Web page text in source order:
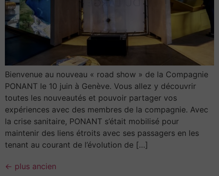
Bienvenue au nouveau « road show » de la Compagnie
PONANT le 10 juin à Genève. Vous allez y découvrir
toutes les nouveautés et pouvoir partager vos
expériences avec des membres de la compagnie. Avec
la crise sanitaire, PONANT s’était mobilisé pour
maintenir des liens étroits avec ses passagers en les
tenant au courant de l’évolution de […]
← plus ancien